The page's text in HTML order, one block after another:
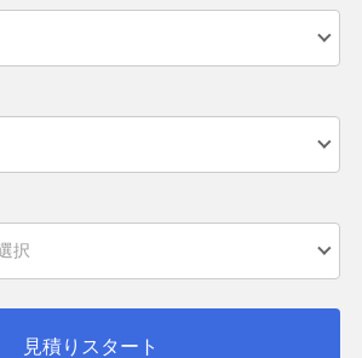
見積りスタート